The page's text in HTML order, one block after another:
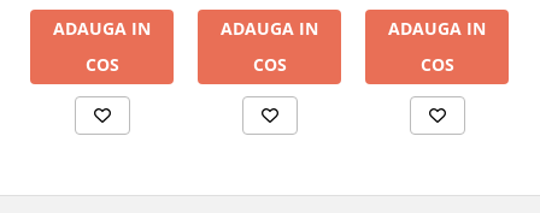
ADAUGA IN
COS
ADAUGA IN
COS
ADAUGA IN
COS